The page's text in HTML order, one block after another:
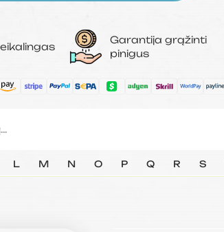
Garantija grąžinti
pinigus
L M N O P Q R S